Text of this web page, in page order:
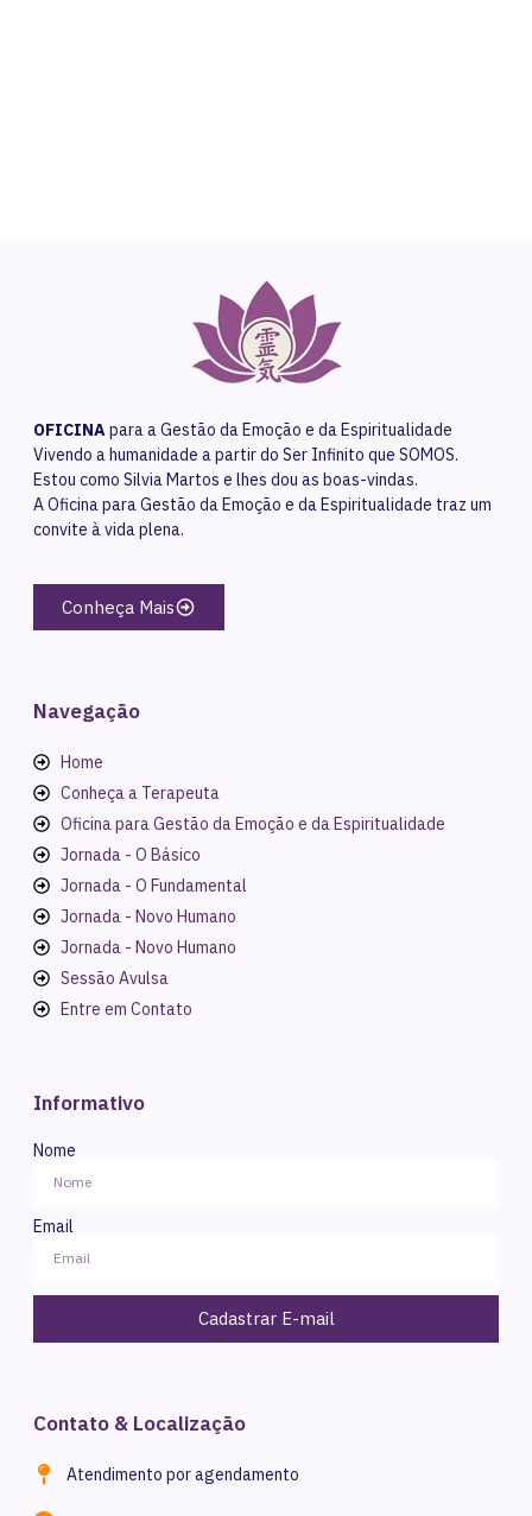
OFICINApara a Gestão da Emoção e da Espiritualidade
Vivendo a humanidade a partir do Ser Infinito que SOMOS.
Estou como Silvia Martos e lhes dou as boas-vindas.
A Oficina para Gestão da Emoção e da Espiritualidade traz um
convite à vida plena.
Conheça Mais
Navegação
Home
Conheça a Terapeuta
Oficina para Gestão da Emoção e da Espiritualidade
Jornada - O Básico
Jornada - O Fundamental
Jornada - Novo Humano
Jornada - Novo Humano
Sessão Avulsa
Entre em Contato
Informativo
Nome
Email
Cadastrar E-mail
Contato & Localização
Atendimento por agendamento